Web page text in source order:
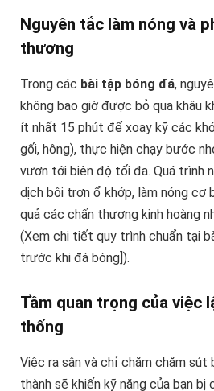
Nguyên tắc làm nóng và
thương
Trong các bài tập bóng đá,
không bao giờ được bỏ qua khâu
ít nhất 15 phút để xoay kỹ các
gối, hông), thực hiện chạy bước
vươn tới biên độ tối đa. Quá trình
dịch bôi trơn ổ khớp, làm nóng cơ
quả các chấn thương kinh hoàng
(Xem chi tiết quy trình chuẩn tại
trước khi đá bóng]).
Tầm quan trọng của việc
thống
Việc ra sân và chỉ chăm chăm sút
thành sẽ khiến kỹ năng của bạn bị